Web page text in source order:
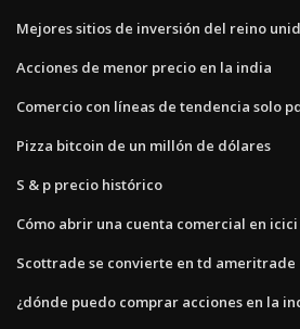
Mejores sitios de inversión del reino
Acciones de menor precio en la india
Comercio con líneas de tendencia solo
Pizza bitcoin de un millón de dólares
S & p precio histórico
Cómo abrir una cuenta comercial en icici
Scottrade se convierte en td ameritrade
¿dónde puedo comprar acciones en la